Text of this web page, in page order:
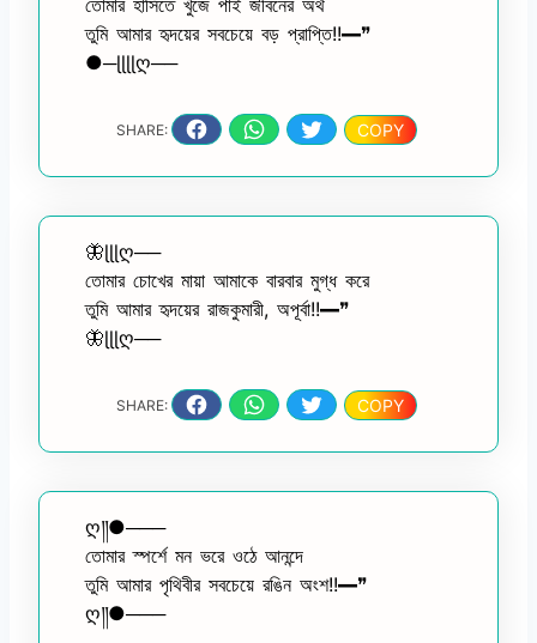
তোমার হাসিতে খুঁজে পাই জীবনের অর্থ
তুমি আমার হৃদয়ের সবচেয়ে বড় প্রাপ্তি!!━❞
●─ɭɭɭɭღ──
SHARE: COPY
🦋ɭɭɭღ──
তোমার চোখের মায়া আমাকে বারবার মুগ্ধ করে
তুমি আমার হৃদয়ের রাজকুমারী, অপূর্বা!!━❞
🦋ɭɭɭღ──
SHARE: COPY
ღ༎●───
তোমার স্পর্শে মন ভরে ওঠে আনন্দে
তুমি আমার পৃথিবীর সবচেয়ে রঙিন অংশ!!━❞
ღ༎●───